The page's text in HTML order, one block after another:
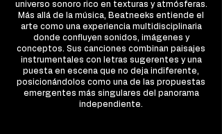
universo sonoro rico en texturas y atmósferas.
Más allá de la música, Beatneeks entiende el
arte como una experiencia multidisciplinaria
donde confluyen sonidos, imágenes y
conceptos. Sus canciones combinan paisajes
instrumentales con letras sugerentes y una
puesta en escena que no deja indiferente,
posicionándolos como una de las propuestas
emergentes más singulares del panorama
independiente.